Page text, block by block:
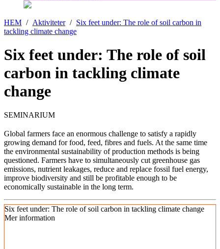
HEM / Aktiviteter / Six feet under: The role of soil carbon in
tackling climate change
Six feet under: The role of soil
carbon in tackling climate
change
SEMINARIUM
Global farmers face an enormous challenge to satisfy a rapidly
growing demand for food, feed, fibres and fuels. At the same time
the environmental sustainability of production methods is being
questioned. Farmers have to simultaneously cut greenhouse gas
emissions, nutrient leakages, reduce and replace fossil fuel energy,
improve biodiversity and still be profitable enough to be
economically sustainable in the long term.
Six feet under: The role of soil carbon in tackling climate change
Mer information